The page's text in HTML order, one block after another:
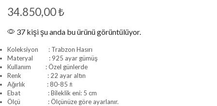
34.850,00₺
37 kişi şu anda bu ürünü görüntülüyor.
Koleksiyon : Trabzon Hasırı
Materyal : 925 ayar gümüş
Kullanım : Özel günlerde
Renk : 22 ayar altın
Ağırlık : 80-85 ±
Ebat : Bileklik eni: 5 cm
Ölçü : Ölçünüze göre ayarlanır.